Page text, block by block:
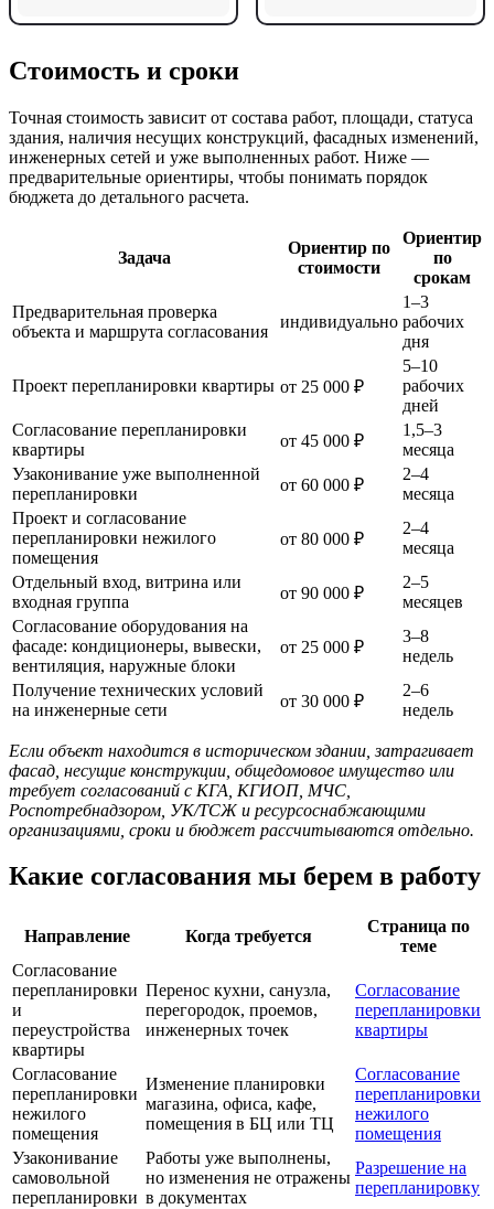
Стоимость и сроки
Точная стоимость зависит от состава работ, площади, статуса
здания, наличия несущих конструкций, фасадных изменений,
инженерных сетей и уже выполненных работ. Ниже —
предварительные ориентиры, чтобы понимать порядок
бюджета до детального расчета.
Задача
Ориентир по
стоимости
Ориентир
по
срокам
Предварительная проверка
объекта и маршрута согласования
индивидуально
1–3
рабочих
дня
Проект перепланировки квартиры от 25 000 ₽
5–10
рабочих
дней
Согласование перепланировки
квартиры
от 45 000 ₽
1,5–3
месяца
Узаконивание уже выполненной
перепланировки
от 60 000 ₽
2–4
месяца
Проект и согласование
перепланировки нежилого
помещения
от 80 000 ₽
2–4
месяца
Отдельный вход, витрина или
входная группа
от 90 000 ₽
2–5
месяцев
Согласование оборудования на
фасаде: кондиционеры, вывески,
вентиляция, наружные блоки
от 25 000 ₽
3–8
недель
Получение технических условий
на инженерные сети
от 30 000 ₽
2–6
недель
Если объект находится в историческом здании, затрагивает
фасад, несущие конструкции, общедомовое имущество или
требует согласований с КГА, КГИОП, МЧС,
Роспотребнадзором, УК/ТСЖ и ресурсоснабжающими
организациями, сроки и бюджет рассчитываются отдельно.
Какие согласования мы берем в работу
Направление Когда требуется
Страница по
теме
Согласование
перепланировки
и
переустройства
квартиры
Перенос кухни, санузла,
перегородок, проемов,
инженерных точек
Согласование
перепланировки
квартиры
Согласование
перепланировки
нежилого
помещения
Изменение планировки
магазина, офиса, кафе,
помещения в БЦ или ТЦ
Согласование
перепланировки
нежилого
помещения
Узаконивание
самовольной
перепланировки
Работы уже выполнены,
но изменения не отражены
в документах
Разрешение на
перепланировку